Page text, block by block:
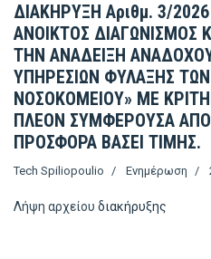
ΔΙΑΚΗΡΥΞΗ Αριθμ. 3/
ΑΝΟΙΚΤΟΣ ΔΙΑΓΩΝΙΣΜΟΣ
ΤΗΝ ΑΝΑΔΕΙΞΗ
ΥΠΗΡΕΣΙΩΝ ΦΥΛΑΞΗΣ
ΝΟΣΟΚΟΜΕΙΟΥ» ΜΕ
ΠΛΕΟΝ ΣΥΜΦΕΡΟΥΣΑ
ΠΡΟΣΦΟΡΑ ΒΑΣΕΙ ΤΙΜΗΣ.
Tech Spiliopoulio Ενημέρωση
Λήψη αρχείου διακήρυξης